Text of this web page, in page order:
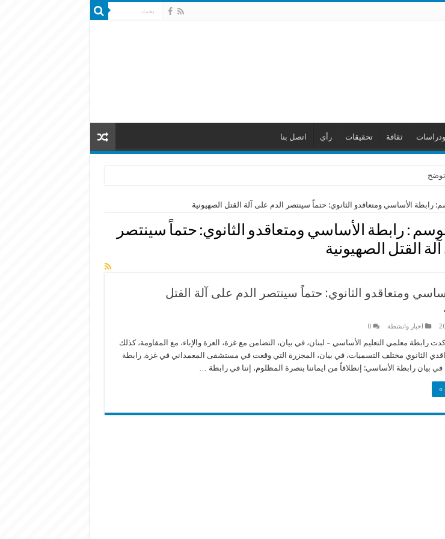
ودراسات ثقافة تحقيقات رأي اتصل بنا
توضح
رابطة الأساسي ومتعاقدو الثانوي: حتماً سينتصر الدم على آلة القتل الصهيونية
: رابطة الأساسي ومتعاقدو الثانوي: حتماً سينتصر
القتل الصهيونية
ومتعاقدو الثانوي: حتماً سينتصر الدم على آلة القتل
اخبار وانشطة 0
أكدت رابطة معلمي التعليم الأساسي – لبنان، في بيان، التضامن مع غزة، العزة والإباء، مع المقاومة، كذلك
الثانوي مختلف التسميات، في بيان، المجزرة التي وقعت في مستشفى المعمداني في غزة. رابطة
في بيان رابطة الأساسي: إنطلاقاً من ايماننا بنصرة المظلوم، إننا في رابطة …
»